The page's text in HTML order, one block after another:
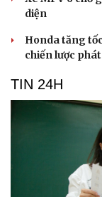
diện
Honda tăng
chiến lược
TIN 24H